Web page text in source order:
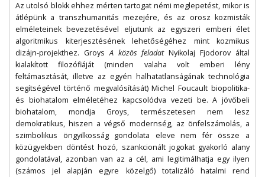
Az utolsó blokk ehhez mérten tartogat némi meglepetést, mikor is
átlépünk a transzhumanitás mezejére, és az orosz kozmisták
elméleteinek bevezetésével eljutunk az egyszeri emberi élet
algoritmikus kiterjesztésének lehetőségéhez mint kozmikus
dizájn-projekthez. GroysA közös feladat Nyikolaj Fjodorov által
kialakított filozófiáját (minden valaha volt emberi lény
feltámasztását, illetve az egyén halhatatlanságának technológia
segítségével történő megvalósítását) Michel Foucault biopolitika-
és biohatalom elméletéhez kapcsolódva vezeti be. A jövőbeli
biohatalom, mondja Groys, természetesen nem lesz
demokratikus, hiszen a végső modernség, az önfelszámolás, a
szimbolikus öngyilkosság gondolata eleve nem fér össze a
közügyekben döntést hozó, szankcionált jogokat gyakorló alany
gondolatával, azonban van az a cél, ami legitimálhatja egy ilyen
(számos jel alapján egyre közelgő) totalizáló hatalmi rend